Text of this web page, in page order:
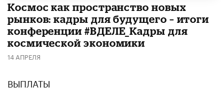
Космос как пространство новых
рынков: кадры для будущего – итоги
конференции #ВДЕЛЕ_Кадры для
космической экономики
14 АПРЕЛЯ
ВЫПЛАТЫ